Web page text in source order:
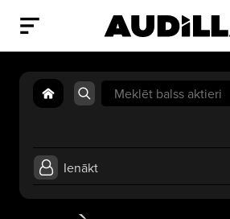
Search
for:
Ienākt